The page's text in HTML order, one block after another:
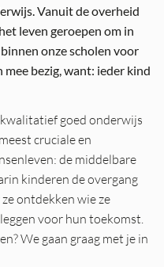
Vanuit de overheid
leven geroepen om in
onze scholen voor
bezig, want: ieder kind
goed onderwijs
cruciale en
de middelbare
kinderen de overgang
ontdekken wie ze
voor hun toekomst.
We gaan graag met je in